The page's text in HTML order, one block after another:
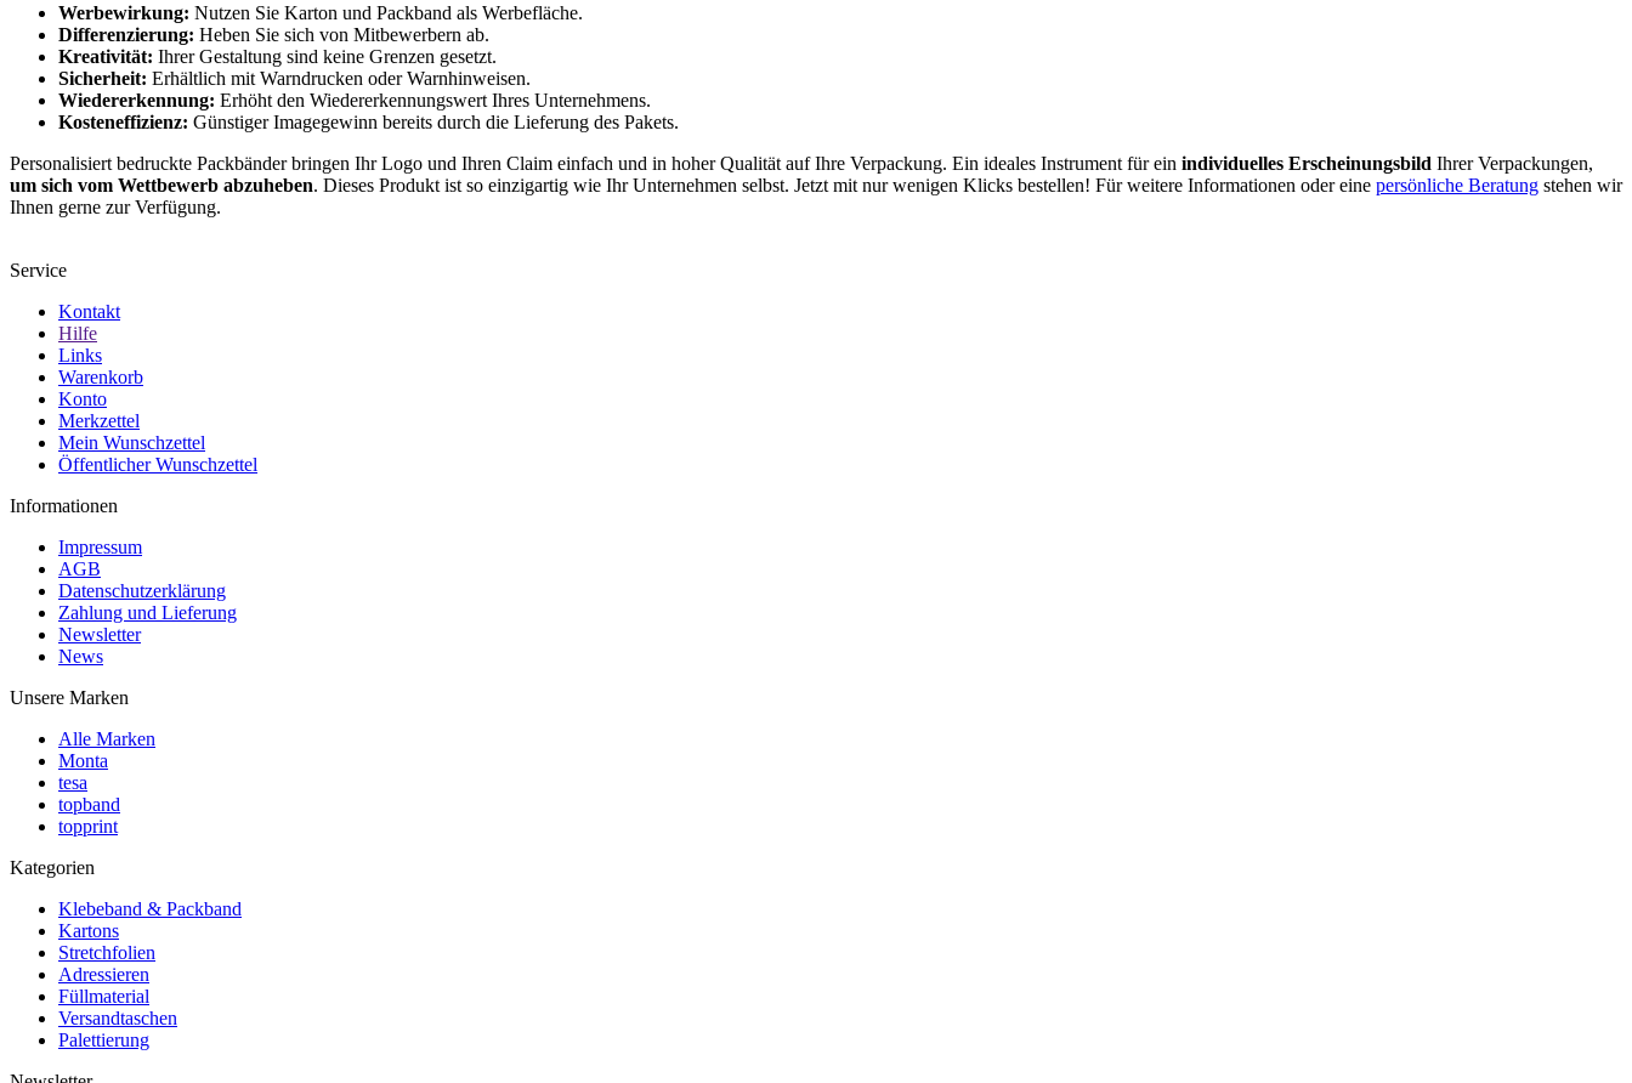
Werbewirkung: Nutzen Sie Karton und Packband als Werbefläche.
Differenzierung: Heben Sie sich von Mitbewerbern ab.
Kreativität: Ihrer Gestaltung sind keine Grenzen gesetzt.
Sicherheit: Erhältlich mit Warndrucken oder Warnhinweisen.
Wiedererkennung: Erhöht den Wiedererkennungswert Ihres Unternehmens.
Kosteneffizienz: Günstiger Imagegewinn bereits durch die Lieferung des Pakets.
Personalisiert bedruckte Packbänder bringen Ihr Logo und Ihren Claim einfach und in hoher Qualität auf Ihre Verpackung. Ein ideales Instrument für ein individuelles Erscheinungsbild Ihrer Verpackungen,
um sich vom Wettbewerb abzuheben. Dieses Produkt ist so einzigartig wie Ihr Unternehmen selbst. Jetzt mit nur wenigen Klicks bestellen! Für weitere Informationen oder eine persönliche Beratung stehen wir
Ihnen gerne zur Verfügung.
Service
Kontakt
Hilfe
Links
Warenkorb
Konto
Merkzettel
Mein Wunschzettel
Öffentlicher Wunschzettel
Informationen
Impressum
AGB
Datenschutzerklärung
Zahlung und Lieferung
Newsletter
News
Unsere Marken
Alle Marken
Monta
tesa
topband
topprint
Kategorien
Klebeband & Packband
Kartons
Stretchfolien
Adressieren
Füllmaterial
Versandtaschen
Palettierung